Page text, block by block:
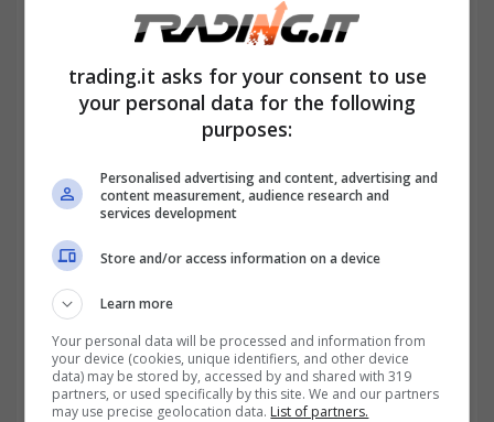
Ma questo è solo il punto di partenza. In
Italia, accise e IVA gravano per oltre il 60%
sul prezzo del carburante. Quando sale la
componente netta, anche le tasse calcolate
in percentuale aumentano. Inoltre,
raffinazione, logistica e margini commerciali
fanno il resto. Questo effetto cumulativo può
portare il prezzo della benzina ben oltre i
2,50 euro al litro, specialmente nei
distributori meno concorrenziali o in zone
trading.it asks for your consent to use
your personal data for the following
purposes:
Personalised advertising and content, advertising and
content measurement, audience research and
services development
Store and/or access information on a device
Learn more
Your personal data will be processed and information from
your device (cookies, unique identifiers, and other device
data) may be stored by, accessed by and shared with 319
partners, or used specifically by this site. We and our partners
may use precise geolocation data. List of partners.